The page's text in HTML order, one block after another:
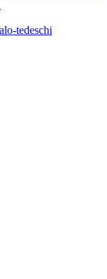
tedeschi